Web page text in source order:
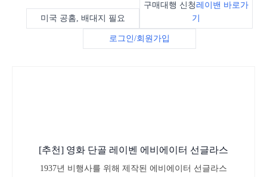
미국 공홈, 배대지 필요
구매대행 신청레이밴 바로가
기
로그인/회원가입
[추천] 영화 단골 레이벤 에비에이터 선글라스
1937년 비행사를 위해 제작된 에비에이터 선글라스